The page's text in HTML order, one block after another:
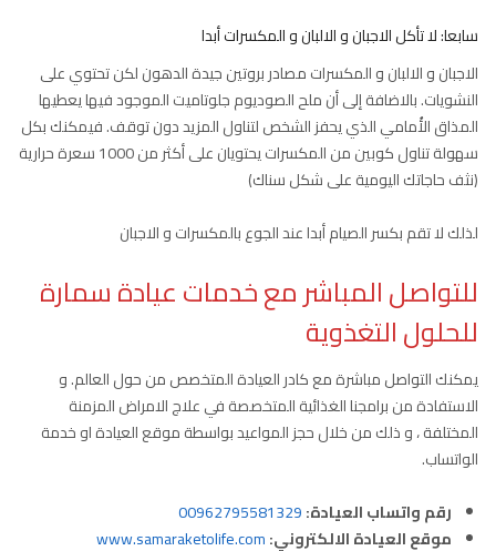
سابعا: لا تأكل الاجبان و الالبان و المكسرات أبدا
الاجبان و الالبان و المكسرات مصادر بروتين جيدة الدهون لكن تحتوي على
النشويات. بالاضافة إلى أن ملح الصوديوم جلوتاميت الموجود فيها يعطيها
المذاق الأُمامي الذي يحفز الشخص لتناول المزيد دون توقف. فيمكنك بكل
سهولة تناول كوبين من المكسرات يحتويان على أكثر من 1000 سعرة حرارية
(نثف حاجاتك اليومية على شكل سناك)
لذلك لا تقم بكسر الصيام أبدا عند الجوع بالمكسرات و الاجبان
للتواصل المباشر مع خدمات عيادة سمارة
للحلول التغذوية
يمكنك التواصل مباشرة مع كادر العيادة المتخصص من حول العالم. و
الاستفادة من برامجنا الغذائية المتخصصة في علاج الامراض المزمنة
المختلفة ، و ذلك من خلال حجز المواعيد بواسطة موقع العيادة او خدمة
الواتساب.
رقم واتساب العيادة:00962795581329
موقع العيادة الالكتروني:www.samaraketolife.com